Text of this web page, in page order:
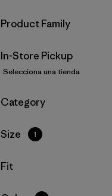
Filtrar por
Product Family
In-Store Pickup
Selecciona una tienda
Filtrar por
Category
Filtrar por
Size 1
Filtrar por
Fit